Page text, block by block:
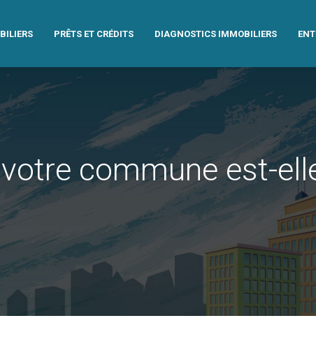
PRÊTS ET CRÉDITS DIAGNOSTICS IMMOBILIERS
commune est-